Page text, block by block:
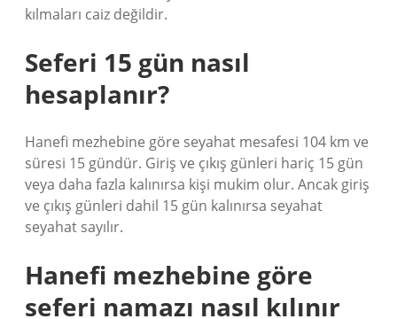
kılmaları caiz değildir.
Seferi 15 gün nasıl
hesaplanır?
Hanefi mezhebine göre seyahat mesafesi 104 km ve
süresi 15 gündür. Giriş ve çıkış günleri hariç 15 gün
veya daha fazla kalınırsa kişi mukim olur. Ancak giriş
ve çıkış günleri dahil 15 gün kalınırsa seyahat
seyahat sayılır.
Hanefi mezhebine göre
seferi namazı nasıl kılınır